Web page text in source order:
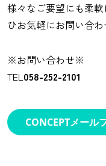
様々なご要望にも柔
ひお気軽にお問い合わ
※お問い合わせ※
TEL058-252-2101
CONCEPTメール